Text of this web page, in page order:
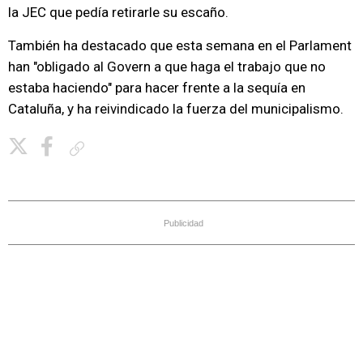
la JEC que pedía retirarle su escaño.
También ha destacado que esta semana en el Parlament
han "obligado al Govern a que haga el trabajo que no
estaba haciendo" para hacer frente a la sequía en
Cataluña, y ha reivindicado la fuerza del municipalismo.
Publicidad